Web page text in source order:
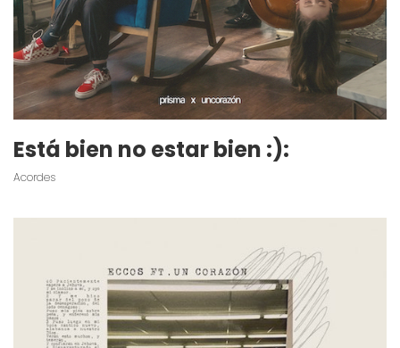
Está bien no estar bien :):
Acordes